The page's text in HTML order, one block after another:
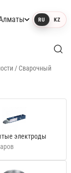
RU KZ
/ Сварочный
электроды